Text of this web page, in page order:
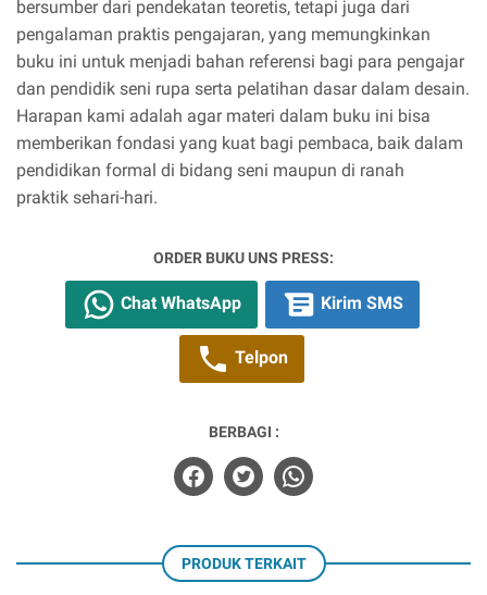
bersumber dari pendekatan teoretis, tetapi juga dari
pengalaman praktis pengajaran, yang memungkinkan
buku ini untuk menjadi bahan referensi bagi para pengajar
dan pendidik seni rupa serta pelatihan dasar dalam desain.
Harapan kami adalah agar materi dalam buku ini bisa
memberikan fondasi yang kuat bagi pembaca, baik dalam
pendidikan formal di bidang seni maupun di ranah
praktik sehari-hari.
ORDER BUKU UNS PRESS:
Chat WhatsApp Kirim SMS
Telpon
BERBAGI :
PRODUK TERKAIT